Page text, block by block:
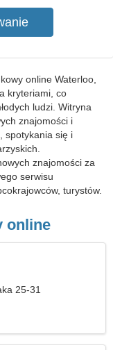
online Waterloo,
kryteriami, co
ludzi. Witryna
znajomości i
spotykania się i
znajomości za
serwisu
turystów.
online
25-31